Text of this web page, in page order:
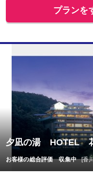
プランを
夕凪の湯 HOTEL
お客様の総合評価 収集中 [香